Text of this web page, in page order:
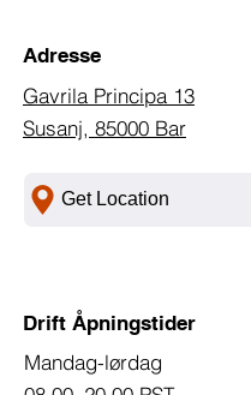
Adresse
Gavrila Principa 13
Susanj, 85000 Bar
Get Location
Drift Åpningstider
Mandag-lørdag